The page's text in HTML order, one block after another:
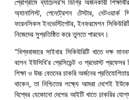
প্রোগ্রামে ব্যাচেলর’স ডিগ্রি অর্জনকারী
অ্যানালিস্ট, পেনেট্রেশন টেস্টার, নেটওয়ার্ক
ফরেনসিকস ইনভেস্টিগেটর, ইনফরমেশন
নিজেদের সুপ্রতিষ্ঠিত করে তুলতে পারবেন।
“বিশ্ববাজারে সাইবার সিকিউরিটি খাতে দক্ষ
বলেন ইউসিবি’র প্রেসিডেন্ট ও প্রভোস্ট
শিক্ষা ও উচ্চ বেতনের চাকরি অর্জনের
থাকেন, তা নিশ্চিতের লক্ষ্যে আমরা দেশেই
বিশ্বের যেকোনো দেশের আইটি খাতে চাকরির